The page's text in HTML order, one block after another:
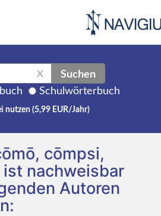
X Suchen
Schulwörterbuch
nutzen (5,99 EUR/Jahr)
cōmpsi,
nachweisbar
Autoren